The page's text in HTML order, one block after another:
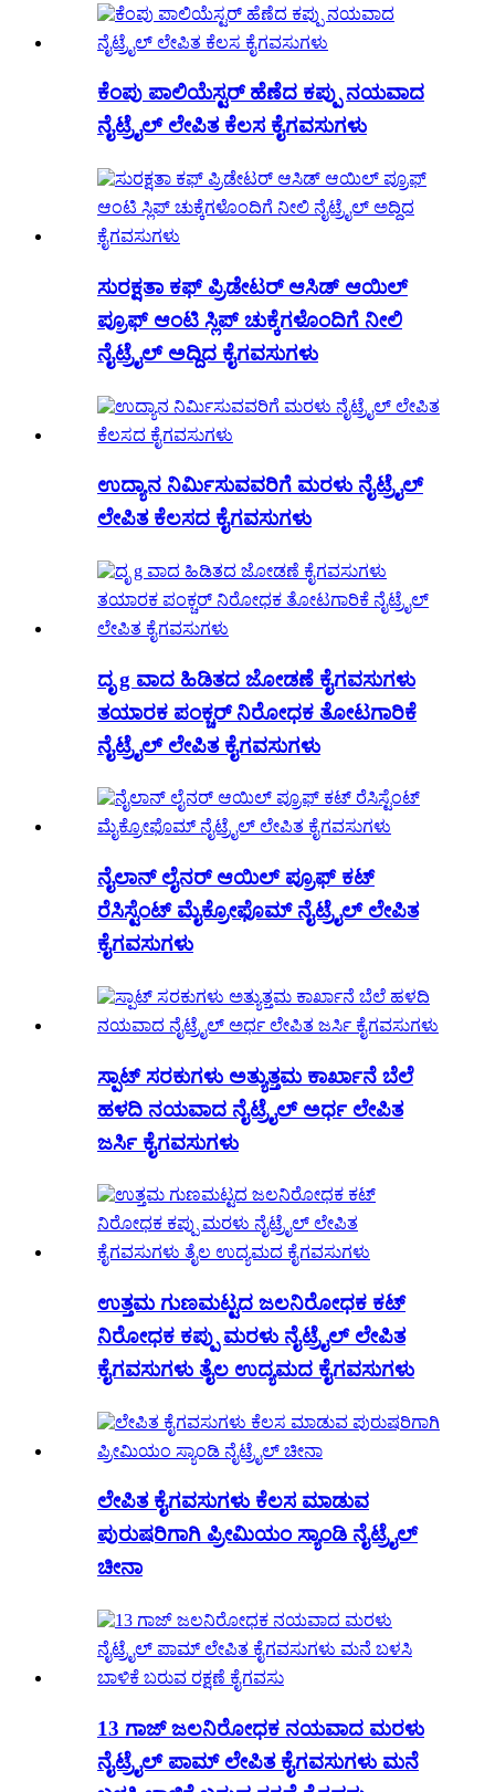
ಕೆಂಪು ಪಾಲಿಯೆಸ್ಟರ್ ಹೆಣೆದ ಕಪ್ಪು ನಯವಾದ
ನೈಟ್ರೈಲ್ ಲೇಪಿತ ಕೆಲಸ ಕೈಗವಸುಗಳು
ಸುರಕ್ಷತಾ ಕಫ್ ಪ್ರಿಡೇಟರ್ ಆಸಿಡ್ ಆಯಿಲ್
ಪ್ರೂಫ್ ಆಂಟಿ ಸ್ಲಿಪ್ ಚುಕ್ಕೆಗಳೊಂದಿಗೆ ನೀಲಿ
ನೈಟ್ರೈಲ್ ಅದ್ದಿದ ಕೈಗವಸುಗಳು
ಉದ್ಯಾನ ನಿರ್ಮಿಸುವವರಿಗೆ ಮರಳು ನೈಟ್ರೈಲ್
ಲೇಪಿತ ಕೆಲಸದ ಕೈಗವಸುಗಳು
ದೃ g ವಾದ ಹಿಡಿತದ ಜೋಡಣೆ ಕೈಗವಸುಗಳು
ತಯಾರಕ ಪಂಕ್ಚರ್ ನಿರೋಧಕ ತೋಟಗಾರಿಕೆ
ನೈಟ್ರೈಲ್ ಲೇಪಿತ ಕೈಗವಸುಗಳು
ನೈಲಾನ್ ಲೈನರ್ ಆಯಿಲ್ ಪ್ರೂಫ್ ಕಟ್
ರೆಸಿಸ್ಟೆಂಟ್ ಮೈಕ್ರೋಫೊಮ್ ನೈಟ್ರೈಲ್ ಲೇಪಿತ
ಕೈಗವಸುಗಳು
ಸ್ಪಾಟ್ ಸರಕುಗಳು ಅತ್ಯುತ್ತಮ ಕಾರ್ಖಾನೆ ಬೆಲೆ
ಹಳದಿ ನಯವಾದ ನೈಟ್ರೈಲ್ ಅರ್ಧ ಲೇಪಿತ
ಜರ್ಸಿ ಕೈಗವಸುಗಳು
ಉತ್ತಮ ಗುಣಮಟ್ಟದ ಜಲನಿರೋಧಕ ಕಟ್
ನಿರೋಧಕ ಕಪ್ಪು ಮರಳು ನೈಟ್ರೈಲ್ ಲೇಪಿತ
ಕೈಗವಸುಗಳು ತೈಲ ಉದ್ಯಮದ ಕೈಗವಸುಗಳು
ಲೇಪಿತ ಕೈಗವಸುಗಳು ಕೆಲಸ ಮಾಡುವ
ಪುರುಷರಿಗಾಗಿ ಪ್ರೀಮಿಯಂ ಸ್ಯಾಂಡಿ ನೈಟ್ರೈಲ್
ಚೀನಾ
13 ಗಾಜ್ ಜಲನಿರೋಧಕ ನಯವಾದ ಮರಳು
ನೈಟ್ರೈಲ್ ಪಾಮ್ ಲೇಪಿತ ಕೈಗವಸುಗಳು ಮನೆ